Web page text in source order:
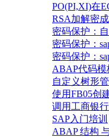
PO(PI,XI)在
RSA加解密
密码保护：
密码保护：
密码保护：
ABAP代码模
自定义树形
使用FB05创
调用工商银
SAP入门培训
ABAP 结构